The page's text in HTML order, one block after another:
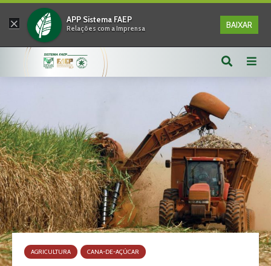
× APP Sistema FAEP
Relações com a Imprensa BAIXAR
AGRICULTURA CANA-DE-AÇÚCAR